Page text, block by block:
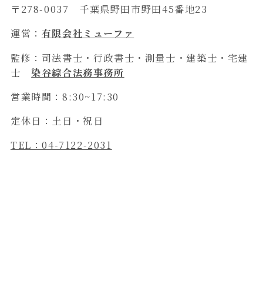
〒278-0037 千葉県野田市野田45番地23
運営： 有限会社ミューファ
監修：司法書士・行政書士・測量士・建築士・宅建
士染谷綜合法務事務所
営業時間：8:30~17:30
定休日：土日・祝日
TEL：04-7122-2031